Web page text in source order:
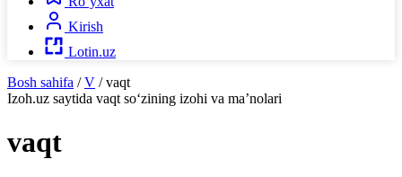
Kirish
Lotin.uz
Bosh sahifa / V / vaqt
Izoh.uz saytida vaqt so‘zining izohi va ma’nolari
vaqt